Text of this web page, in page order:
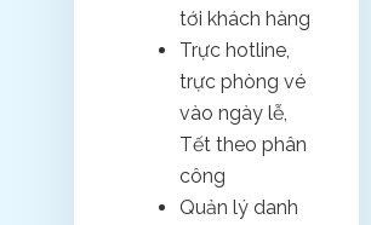
tới khách hàng
Trực hotline,
trực phòng vé
vào ngày lễ,
Tết theo phân
công
Quản lý danh